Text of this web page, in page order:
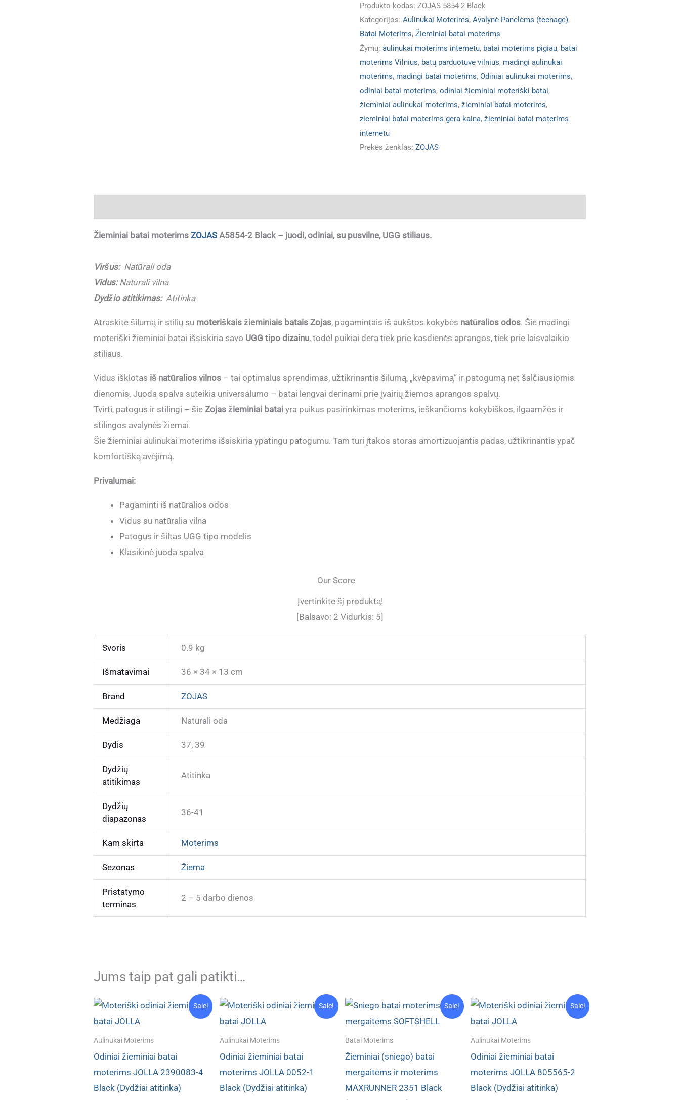
Produkto kodas: ZOJAS 5854-2 Black
Kategorijos: Aulinukai Moterims, Avalynė Panelėms (teenage),
Batai Moterims, Žieminiai batai moterims
Žymų: aulinukai moterims internetu, batai moterims pigiau, batai
moterims Vilnius, batų parduotuvė vilnius, madingi aulinukai
moterims, madingi batai moterims, Odiniai aulinukai moterims,
odiniai batai moterims, odiniai žieminiai moteriški batai,
žieminiai aulinukai moterims, žieminiai batai moterims,
zieminiai batai moterims gera kaina, žieminiai batai moterims
internetu
Prekės ženklas: ZOJAS
Žieminiai batai moterimsZOJASA5854-2 Black – juodi, odiniai, su pusvilne, UGG stiliaus.
Viršus:Natūrali oda
Vidus:Natūrali vilna
Dydžio atitikimas:Atitinka
Atraskite šilumą ir stilių su moteriškais žieminiais batais Zojas, pagamintais iš aukštos kokybės natūralios odos. Šie madingi
moteriški žieminiai batai išsiskiria savo UGG tipo dizainu, todėl puikiai dera tiek prie kasdienės aprangos, tiek prie laisvalaikio
stiliaus.
Vidus išklotas iš natūralios vilnos – tai optimalus sprendimas, užtikrinantis šilumą, „kvėpavimą” ir patogumą net šalčiausiomis
dienomis. Juoda spalva suteikia universalumo – batai lengvai derinami prie įvairių žiemos aprangos spalvų.
Tvirti, patogūs ir stilingi – šieZojas žieminiai batai yra puikus pasirinkimas moterims, ieškančioms kokybiškos, ilgaamžės ir
stilingos avalynės žiemai.
Šie žieminiai aulinukai moterims išsiskiria ypatingu patogumu. Tam turi įtakos storas amortizuojantis padas, užtikrinantis ypač
komfortišką avėjimą.
Privalumai:
Pagaminti iš natūralios odos
Vidus su natūralia vilna
Patogus ir šiltas UGG tipo modelis
Klasikinė juoda spalva
Our Score
Įvertinkite šį produktą!
[Balsavo: 2 Vidurkis: 5]
Svoris 0.9 kg
Išmatavimai 36 × 34 × 13 cm
Brand ZOJAS
Medžiaga Natūrali oda
Dydis 37, 39
Dydžių
atitikimas
Atitinka
Dydžių
diapazonas
36-41
Kam skirta Moterims
Sezonas Žiema
Pristatymo
terminas
2 – 5 darbo dienos
Jums taip pat gali patikti…
Sale!
Aulinukai Moterims
Odiniai žieminiai batai
moterims JOLLA 2390083-4
Black (Dydžiai atitinka)
Sale!
Aulinukai Moterims
Odiniai žieminiai batai
moterims JOLLA 0052-1
Black (Dydžiai atitinka)
Sale!
Batai Moterims
Žieminiai (sniego) batai
mergaitėms ir moterims
MAXRUNNER 2351 Black
Sale!
Aulinukai Moterims
Odiniai žieminiai batai
moterims JOLLA 805565-2
Black (Dydžiai atitinka)